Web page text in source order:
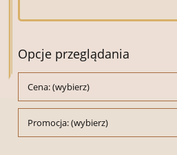
Opcje przeglądania
Cena: (wybierz)
Promocja: (wybierz)